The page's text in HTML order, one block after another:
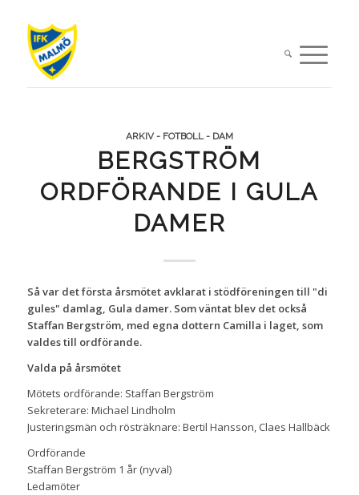
ARKIV - FOTBOLL - DAM
BERGSTRÖM
ORDFÖRANDE I GULA
DAMER
Så var det första årsmötet avklarat i stödföreningen till "di
gules" damlag, Gula damer. Som väntat blev det också
Staffan Bergström, med egna dottern Camilla i laget, som
valdes till ordförande.
Valda på årsmötet
Mötets ordförande: Staffan Bergström
Sekreterare: Michael Lindholm
Justeringsmän och rösträknare: Bertil Hansson, Claes Hallbäck
Ordförande
Staffan Bergström 1 år (nyval)
Ledamöter